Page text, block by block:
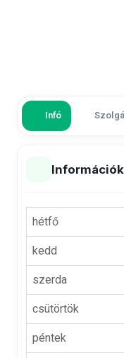
Infó
Információk
hétfő
kedd
szerda
csütörtök
péntek